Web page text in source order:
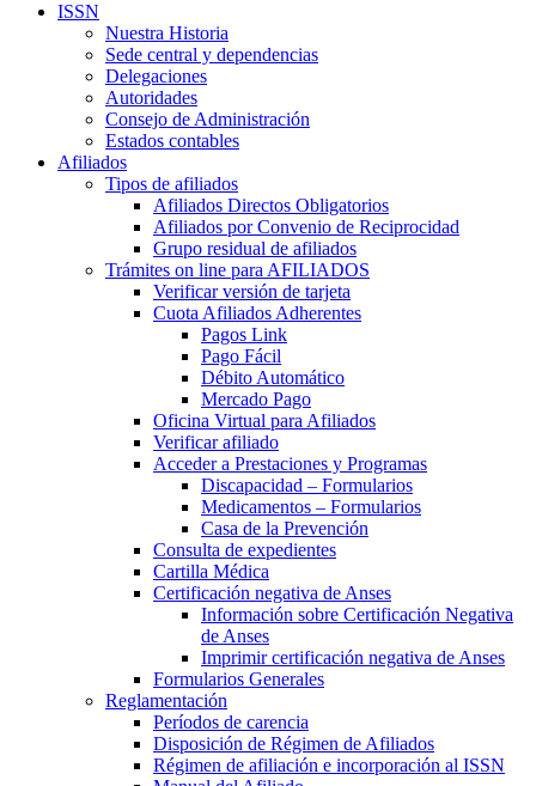
ISSN
Nuestra Historia
Sede central y dependencias
Delegaciones
Autoridades
Consejo de Administración
Estados contables
Afiliados
Tipos de afiliados
Afiliados Directos Obligatorios
Afiliados por Convenio de Reciprocidad
Grupo residual de afiliados
Trámites on line para AFILIADOS
Verificar versión de tarjeta
Cuota Afiliados Adherentes
Pagos Link
Pago Fácil
Débito Automático
Mercado Pago
Oficina Virtual para Afiliados
Verificar afiliado
Acceder a Prestaciones y Programas
Discapacidad – Formularios
Medicamentos – Formularios
Casa de la Prevención
Consulta de expedientes
Cartilla Médica
Certificación negativa de Anses
Información sobre Certificación Negativa
de Anses
Imprimir certificación negativa de Anses
Formularios Generales
Reglamentación
Períodos de carencia
Disposición de Régimen de Afiliados
Régimen de afiliación e incorporación al ISSN